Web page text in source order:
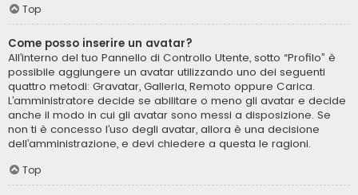
Top
Come posso inserire un avatar?
All’interno del tuo Pannello di Controllo Utente, sotto “Profilo” è
possibile aggiungere un avatar utilizzando uno dei seguenti
quattro metodi: Gravatar, Galleria, Remoto oppure Carica.
L’amministratore decide se abilitare o meno gli avatar e decide
anche il modo in cui gli avatar sono messi a disposizione. Se
non ti è concesso l’uso degli avatar, allora è una decisione
dell’amministrazione, e devi chiedere a questa le ragioni.
Top